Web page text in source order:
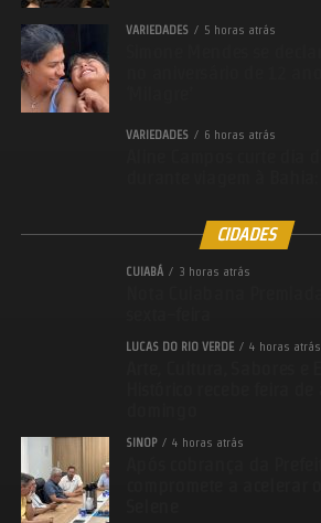
VARIEDADES 5 horas atrás
VARIEDADES 6 horas atrás
CIDADES
CUIABÁ 3 horas atrás
LUCAS DO RIO VERDE 4 horas atrás
SINOP 4 horas atrás